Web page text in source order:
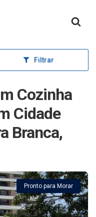
Filtrar
Cozinha
Cidade
Branca,
Pronto para Morar